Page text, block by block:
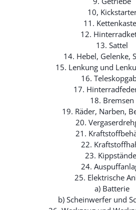
10,
11.
12.
13. Sattel
14. Hebel, Gelenke,
15. Lenkung und
16.
17.
18. Bremsen
19. Räder, Narben,
20.
21.
22.
23.
24.
25. Elektrische
a) Batterie
b) Scheinwerfer und